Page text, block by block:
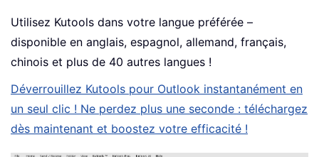
Utilisez Kutools dans votre langue préférée –
disponible en anglais, espagnol, allemand, français,
chinois et plus de 40 autres langues !
Déverrouillez Kutools pour Outlook instantanément en
un seul clic ! Ne perdez plus une seconde : téléchargez
dès maintenant et boostez votre efficacité !